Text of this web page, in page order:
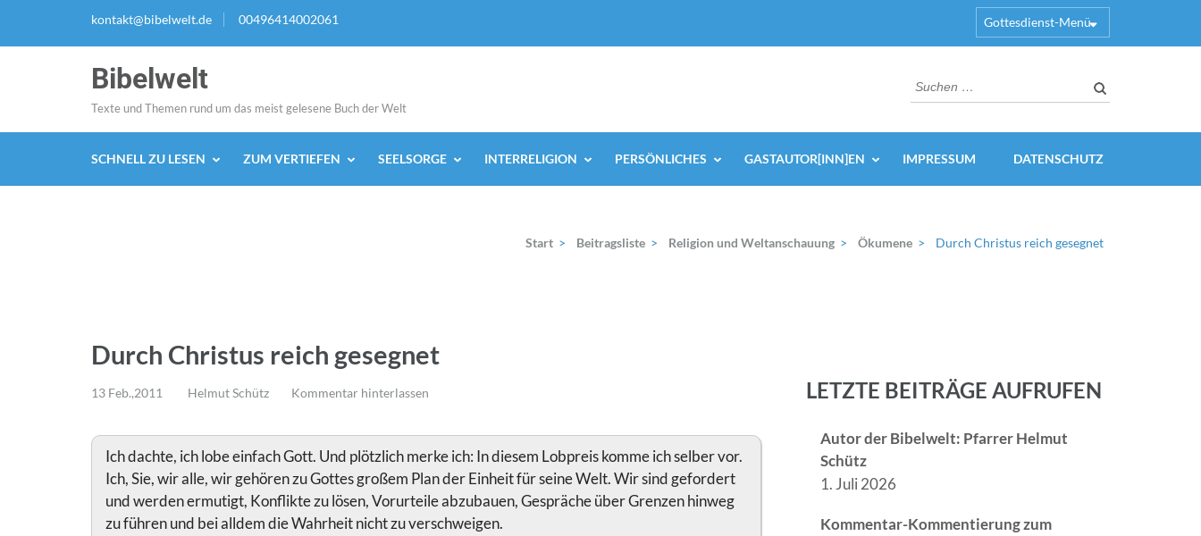
kontakt@bibelwelt.de 00496414002061 Gottesdienst-Menü
Bibelwelt
Texte und Themen rund um das meist gelesene Buch der Welt
Suchen
nach:
SCHNELL ZU LESEN ZUM VERTIEFEN SEELSORGE INTERRELIGION PERSÖNLICHES GASTAUTOR[INN]EN IMPRESSUM DATENSCHUTZ
Start > Beitragsliste > Religion und Weltanschauung > Ökumene > Durch Christus reich gesegnet
Durch Christus reich gesegnet
13 Feb.,2011 Helmut Schütz Kommentar hinterlassen
Ich dachte, ich lobe einfach Gott. Und plötzlich merke ich: In diesem Lobpreis komme ich selber vor.
Ich, Sie, wir alle, wir gehören zu Gottes großem Plan der Einheit für seine Welt. Wir sind gefordert
und werden ermutigt, Konflikte zu lösen, Vorurteile abzubauen, Gespräche über Grenzen hinweg
zu führen und bei alldem die Wahrheit nicht zu verschweigen.
LETZTE BEITRÄGE AUFRUFEN
Autor der Bibelwelt: Pfarrer Helmut
Schütz
1. Juli 2026
Kommentar-Kommentierung zum